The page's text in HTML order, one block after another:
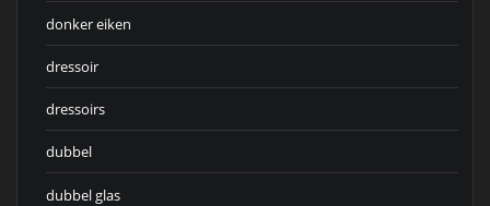
donker eiken
dressoir
dressoirs
dubbel
dubbel glas